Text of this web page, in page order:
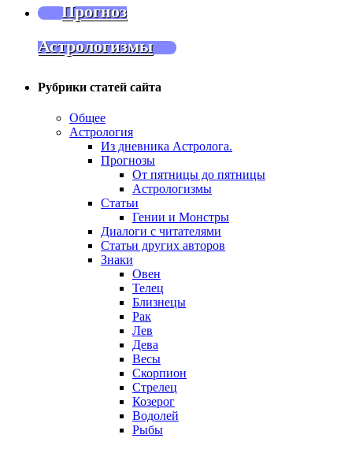
Прогноз
Астрологизмы
Рубрики статей сайта
Общее
Астрология
Из дневника Астролога.
Прогнозы
От пятницы до пятницы
Астрологизмы
Статьи
Гении и Монстры
Диалоги с читателями
Статьи других авторов
Знаки
Овен
Телец
Близнецы
Рак
Лев
Дева
Весы
Скорпион
Стрелец
Козерог
Водолей
Рыбы